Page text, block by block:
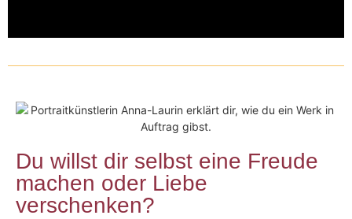
Du willst dir selbst eine Freude
machen oder Liebe
verschenken?